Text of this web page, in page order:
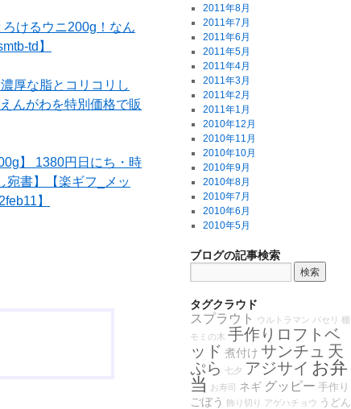
けるウニ200g！なん
td】
厚な脂とコリコリし
んがわを特別価格で販
】 1380円日にち・時
宛書】【楽ギフ_メッ
】
2011年8月
2011年7月
2011年6月
2011年5月
2011年4月
2011年3月
2011年2月
2011年1月
2010年12月
2010年11月
2010年10月
2010年9月
2010年8月
2010年7月
2010年6月
2010年5月
ブログの記事検索
タグクラウド
スプラウト ウルトラマン パセリ 棚
モミの木 手作りロフトベ
ッド 煮付け サンチュ 天
ぷら 七夕 アジサイ お弁
当
お寿司 ネギ グッピー 手作り
ごぼう 飾り切り アゲハチョウ うどん